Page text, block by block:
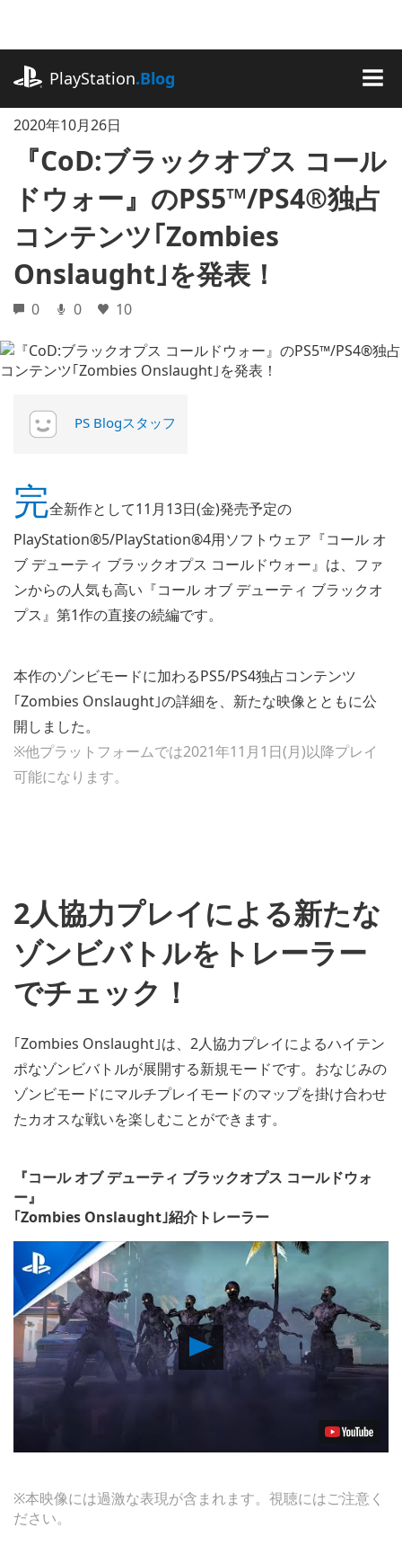
に
ッ
PlayStation.Blog
2020年10月26日
『CoD:ブラックオプス コール
ドウォー』のPS5™/PS4®独占
コンテンツ｢Zombies
Onslaught｣を発表！
0 0 10
PS Blogスタッフ
完全新作として11月13日(金)発売予定の
PlayStation®5/PlayStation®4用ソフトウェア『コール オ
ブ デューティ ブラックオプス コールドウォー』は、ファ
ンからの人気も高い『コール オブ デューティ ブラックオ
プス』第1作の直接の続編です。
本作のゾンビモードに加わるPS5/PS4独占コンテンツ
｢Zombies Onslaught｣の詳細を、新たな映像とともに公
開しました。
※他プラットフォームでは2021年11月1日(月)以降プレイ
可能になります。
2人協力プレイによる新たな
ゾンビバトルをトレーラー
でチェック！
｢Zombies Onslaught｣は、2人協力プレイによるハイテン
ポなゾンビバトルが展開する新規モードです。おなじみの
ゾンビモードにマルチプレイモードのマップを掛け合わせ
たカオスな戦いを楽しむことができます。
『コール オブ デューティ ブラックオプス コールドウォ
ー』
｢Zombies Onslaught｣紹介トレーラー
Play
Video
※本映像には過激な表現が含まれます。視聴にはご注意く
ださい。